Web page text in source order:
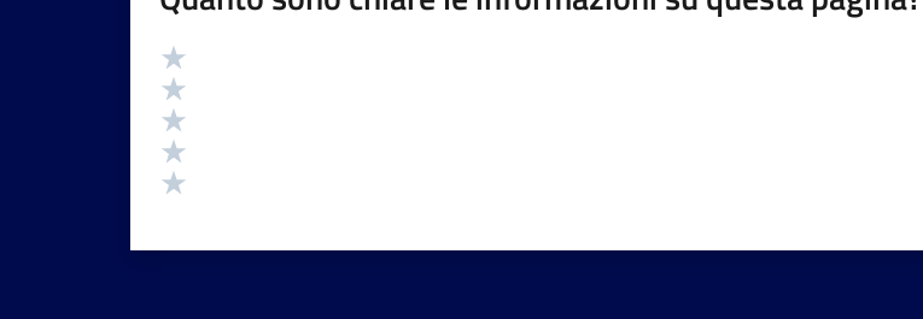
Valutazione